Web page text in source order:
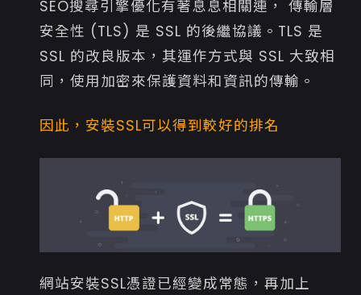
SEO搜尋引擎優化有著息息相關連， 傳輸層
安全性 (TLS) 是 SSL 的後繼協議。TLS 是
SSL 的改良版本，其運作方式與 SSL 大致相
同，使用加密來保護資料和資訊的傳輸。
因此，安裝SSL可以得到較好的排名
網站安裝SSL憑證已經變成常態，再加上